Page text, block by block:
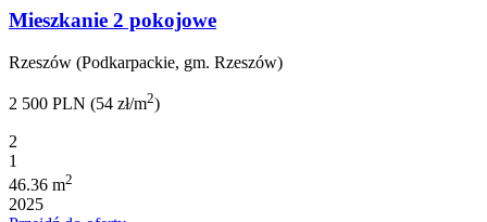
Mieszkanie 2 pokojowe
Rzeszów (Podkarpackie, gm. Rzeszów)
2 500 PLN (54 zł/m2)
2
1
46.36 m2
2025